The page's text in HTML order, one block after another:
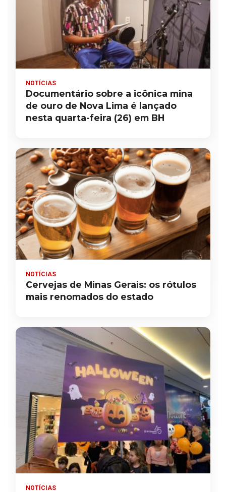
NOTÍCIAS
Documentário sobre a icônica mina
de ouro de Nova Lima é lançado
nesta quarta-feira (26) em BH
NOTÍCIAS
Cervejas de Minas Gerais: os rótulos
mais renomados do estado
NOTÍCIAS